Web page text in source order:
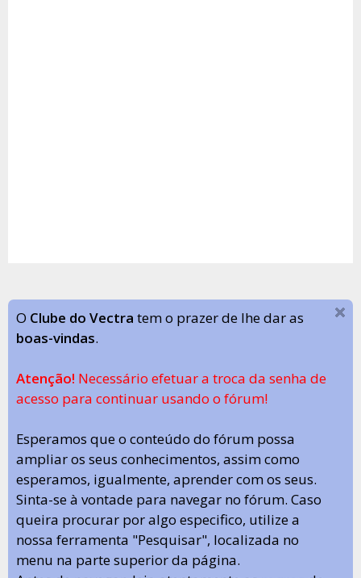
O Clube do Vectra tem o prazer de lhe dar as
boas-vindas.
Atenção! Necessário efetuar a troca da senha de
acesso para continuar usando o fórum!
Esperamos que o conteúdo do fórum possa
ampliar os seus conhecimentos, assim como
esperamos, igualmente, aprender com os seus.
Sinta-se à vontade para navegar no fórum. Caso
queira procurar por algo especifico, utilize a
nossa ferramenta "Pesquisar", localizada no
menu na parte superior da página.